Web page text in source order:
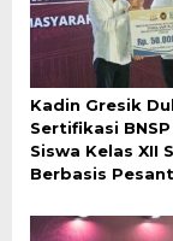
Kadin Gresik
Sertifikasi
Siswa Kelas XII
Berbasis